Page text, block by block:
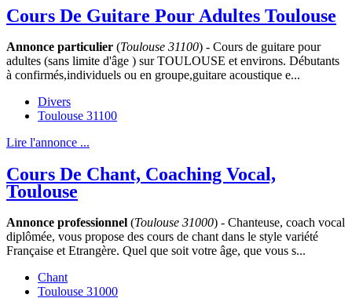
Cours De Guitare Pour Adultes Toulouse
Annonce particulier (Toulouse 31100) - Cours de guitare pour
adultes (sans limite d'âge ) sur TOULOUSE et environs. Débutants
à confirmés,individuels ou en groupe,guitare acoustique e...
Divers
Toulouse 31100
Lire l'annonce ...
Cours De Chant, Coaching Vocal,
Toulouse
Annonce professionnel (Toulouse 31000) - Chanteuse, coach vocal
diplômée, vous propose des cours de chant dans le style variété
Française et Etrangère. Quel que soit votre âge, que vous s...
Chant
Toulouse 31000